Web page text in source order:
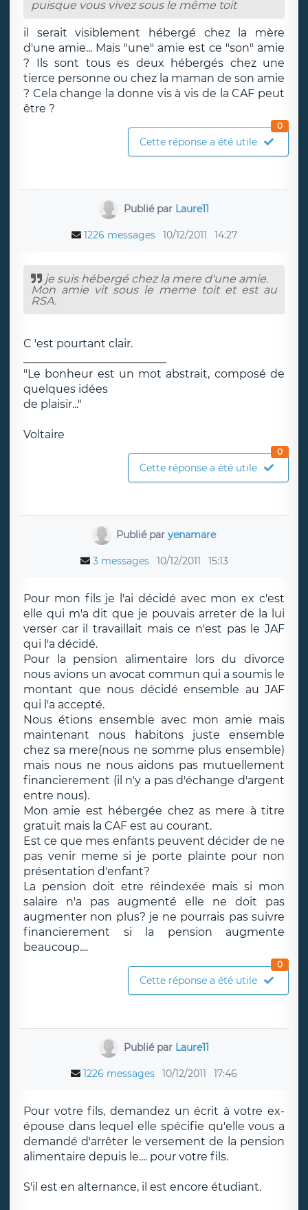
puisque vous vivez sous le même toit
il serait visiblement hébergé chez la mère
d'une amie... Mais "une" amie est ce "son" amie
? Ils sont tous es deux hébergés chez une
tierce personne ou chez la maman de son amie
? Cela change la donne vis à vis de la CAF peut
être ?
Cette réponse a été utile
0
Publié par Laure11
1226 messages 10/12/2011 14:27
je suis hébergé chez la mere d'une amie.
Mon amie vit sous le meme toit et est au
RSA.
C 'est pourtant clair.
"Le bonheur est un mot abstrait, composé de
quelques idées
de plaisir..."
Voltaire
Cette réponse a été utile
0
Publié paryenamare
3 messages 10/12/2011 15:13
Pour mon fils je l'ai décidé avec mon ex c'est
elle qui m'a dit que je pouvais arreter de la lui
verser car il travaillait mais ce n'est pas le JAF
qui l'a décidé.
Pour la pension alimentaire lors du divorce
nous avions un avocat commun qui a soumis le
montant que nous décidé ensemble au JAF
qui l'a accepté.
Nous étions ensemble avec mon amie mais
maintenant nous habitons juste ensemble
chez sa mere(nous ne somme plus ensemble)
mais nous ne nous aidons pas mutuellement
financierement (il n'y a pas d'échange d'argent
entre nous).
Mon amie est hébergée chez as mere à titre
gratuit mais la CAF est au courant.
Est ce que mes enfants peuvent décider de ne
pas venir meme si je porte plainte pour non
présentation d'enfant?
La pension doit etre réindexée mais si mon
salaire n'a pas augmenté elle ne doit pas
augmenter non plus? je ne pourrais pas suivre
financierement si la pension augmente
beaucoup....
Cette réponse a été utile
0
Publié par Laure11
1226 messages 10/12/2011 17:46
Pour votre fils, demandez un écrit à votre ex-
épouse dans lequel elle spécifie qu'elle vous a
demandé d'arrêter le versement de la pension
alimentaire depuis le.... pour votre fils.
S'il est en alternance, il est encore étudiant.